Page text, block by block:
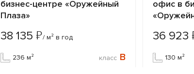
бизнес-центре «Оружейный
Плаза»
38 135 ₽/ м² в год
236 м² класс B
офис в
36 923
130 м²